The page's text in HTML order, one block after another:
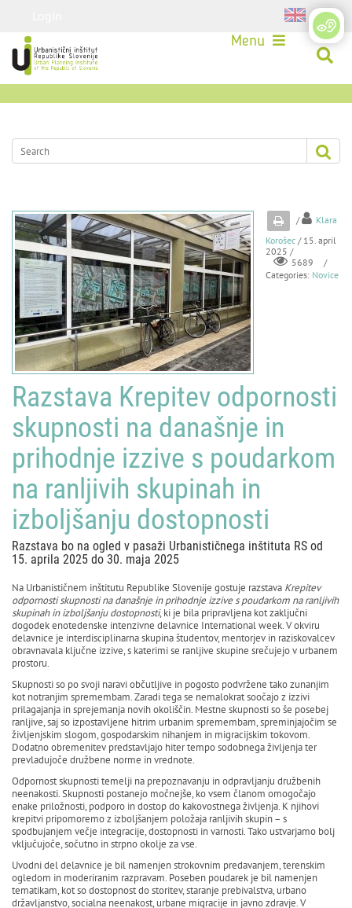
Menu
/
Klara
Korošec / 15. april
2025 /
5689
/
Categories: Novice
Razstava Krepitev odpornosti
skupnosti na današnje in
prihodnje izzive s poudarkom
na ranljivih skupinah in
izboljšanju dostopnosti
Razstava bo na ogled v pasaži Urbanističnega inštituta RS od
15. aprila 2025 do 30. maja 2025
Na Urbanističnem inštitutu Republike Slovenije gostuje razstava Krepitev
odpornosti skupnosti na današnje in prihodnje izzive s poudarkom na ranljivih
skupinah in izboljšanju dostopnosti, ki je bila pripravljena kot zaključni
dogodek enotedenske intenzivne delavnice International week. V okviru
delavnice je interdisciplinarna skupina študentov, mentorjev in raziskovalcev
obravnavala ključne izzive, s katerimi se ranljive skupine srečujejo v urbanem
prostoru.
Skupnosti so po svoji naravi občutljive in pogosto podvržene tako zunanjim
kot notranjim spremembam. Zaradi tega se nemalokrat soočajo z izzivi
prilagajanja in sprejemanja novih okoliščin. Mestne skupnosti so še posebej
ranljive, saj so izpostavljene hitrim urbanim spremembam, spreminjajočim se
življenjskim slogom, gospodarskim nihanjem in migracijskim tokovom.
Dodatno obremenitev predstavljajo hiter tempo sodobnega življenja ter
prevladujoče družbene norme in vrednote.
Odpornost skupnosti temelji na prepoznavanju in odpravljanju družbenih
neenakosti. Skupnosti postanejo močnejše, ko vsem članom omogočajo
enake priložnosti, podporo in dostop do kakovostnega življenja. K njihovi
krepitvi pripomoremo z izboljšanjem položaja ranljivih skupin – s
spodbujanjem večje integracije, dostopnosti in varnosti. Tako ustvarjamo bolj
vključujoče, sočutno in strpno okolje za vse.
Uvodni del delavnice je bil namenjen strokovnim predavanjem, terenskim
ogledom in moderiranim razpravam. Poseben poudarek je bil namenjen
tematikam, kot so dostopnost do storitev, staranje prebivalstva, urbano
državljanstvo, socialna neenakost, urbane migracije in javno zdravje. V